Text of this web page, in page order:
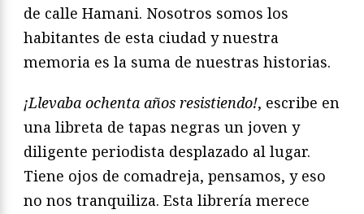
de calle Hamani. Nosotros somos los
habitantes de esta ciudad y nuestra
memoria es la suma de nuestras historias.
¡Llevaba ochenta años resistiendo!, escribe en
una libreta de tapas negras un joven y
diligente periodista desplazado al lugar.
Tiene ojos de comadreja, pensamos, y eso
no nos tranquiliza. Esta librería merece